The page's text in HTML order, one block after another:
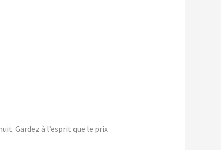
Gardez à l’esprit que le prix